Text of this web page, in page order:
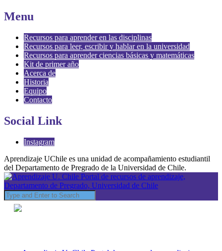
Menu
Recursos para aprender en las disciplinas
Recursos para leer, escribir y hablar en la universidad
Recursos para aprender ciencias básicas y matemáticas
Kit de primer año
Acerca de
Historia
Equipo
Contacto
Social Link
Instagram
Aprendizaje UChile es una unidad de acompañamiento estudiantil
del Departamento de Pregrado de la Universidad de Chile.